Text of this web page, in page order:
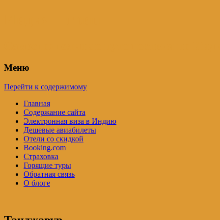
Меню
Перейти к содержимому
Главная
Содержание сайта
Электронная виза в Индию
Дешевые авиабилеты
Отели со скидкой
Booking.com
Страховка
Горящие туры
Обратная связь
О блоге